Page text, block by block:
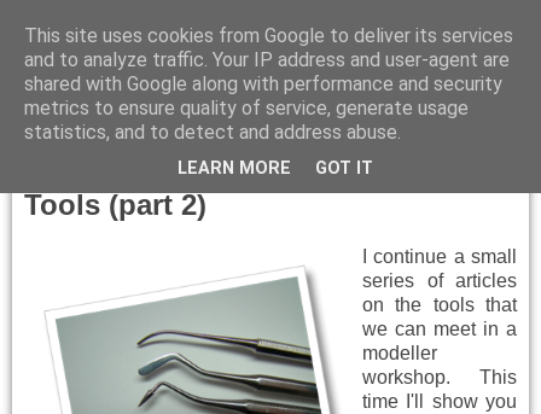
Thursday, June 13, 2013
Tools (part 2)
I continue a small
series of articles
on the tools that
we can meet in a
modeller
workshop. This
time I'll show you
This site uses cookies from Google to deliver its services
and to analyze traffic. Your IP address and user-agent are
shared with Google along with performance and security
metrics to ensure quality of service, generate usage
statistics, and to detect and address abuse.
LEARN MORE GOT IT